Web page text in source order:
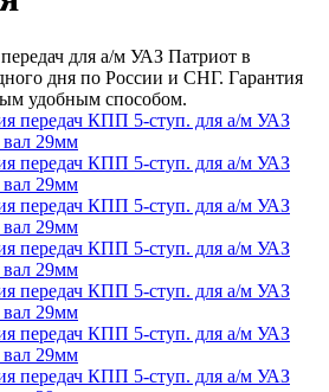
для а/м УАЗ Патриот в
дня по России и СНГ. Гарантия
удобным способом.